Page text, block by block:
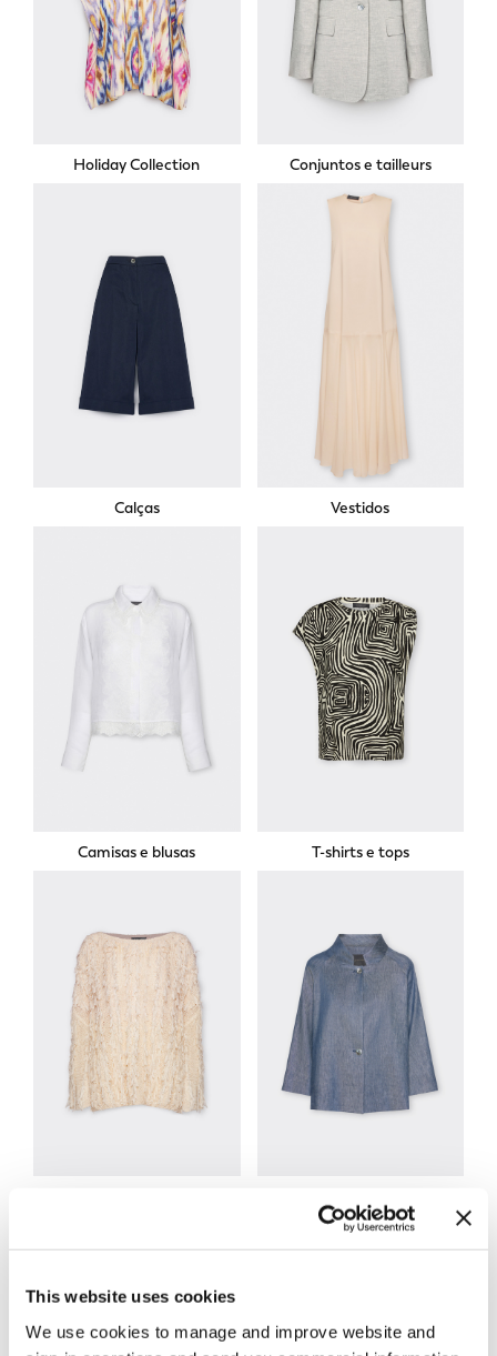
This website uses cookies
We use cookies to manage and improve website and
Holiday Collection Conjuntos e tailleurs
Calças Vestidos
Camisas e blusas T-shirts e tops